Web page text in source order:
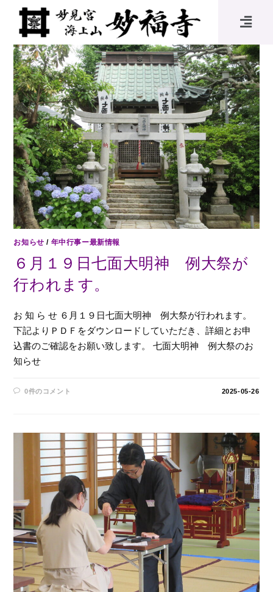
お知らせ / 年中行事ー最新情報
６月１９日七面大明神 例大祭が
行われます。
お 知 ら せ ６月１９日七面大明神 例大祭が行われます。
下記よりＰＤＦをダウンロードしていただき、詳細とお申
込書のご確認をお願い致します。 七面大明神 例大祭のお
知らせ
0件のコメント 2025-05-26